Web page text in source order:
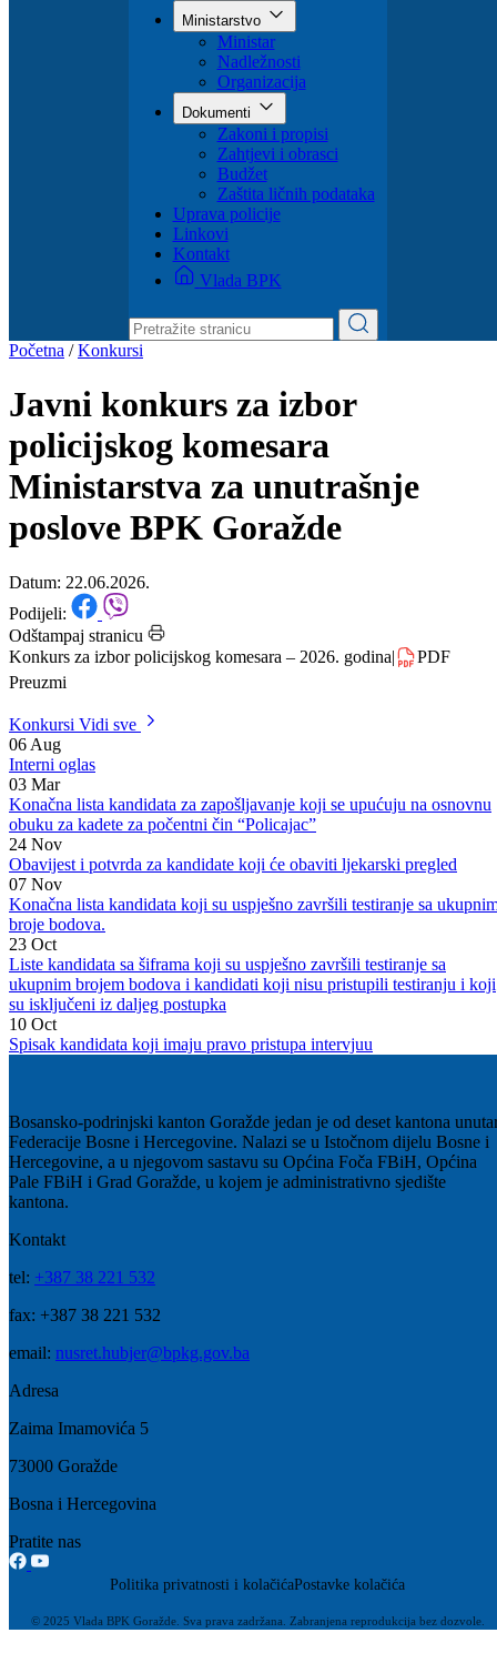
Ministarstvo
Ministar
Nadležnosti
Organizacija
Dokumenti
Zakoni i propisi
Zahtjevi i obrasci
Budžet
Zaštita ličnih podataka
Uprava policije
Linkovi
Kontakt
Vlada BPK
Početna /Konkursi
Javni konkurs za izbor
policijskog komesara
Ministarstva za unutrašnje
poslove BPK Goražde
Datum: 22.06.2026.
Podijeli:
Odštampaj stranicu
Konkurs za izbor policijskog komesara – 2026. godina|
PDF
Preuzmi
Konkursi Vidi sve
06 Aug
Interni oglas
03 Mar
Konačna lista kandidata za zapošljavanje koji se upućuju na osnovnu
obuku za kadete za počentni čin “Policajac”
24 Nov
Obavijest i potvrda za kandidate koji će obaviti ljekarski pregled
07 Nov
Konačna lista kandidata koji su uspješno završili testiranje sa
broje bodova.
23 Oct
Liste kandidata sa šiframa koji su uspješno završili testiranje sa
ukupnim brojem bodova i kandidati koji nisu pristupili testiranju i koji
su isključeni iz daljeg postupka
10 Oct
Spisak kandidata koji imaju pravo pristupa intervjuu
Bosansko-podrinjski kanton Goražde jedan je od deset kantona
Federacije Bosne i Hercegovine. Nalazi se u Istočnom dijelu Bosne i
Hercegovine, a u njegovom sastavu su Općina Foča FBiH, Općina
Pale FBiH i Grad Goražde, u kojem je administrativno sjedište
kantona.
Kontakt
tel: +387 38 221 532
fax: +387 38 221 532
email: nusret.hubjer@bpkg.gov.ba
Adresa
Zaima Imamovića 5
73000 Goražde
Bosna i Hercegovina
Pratite nas
Politika privatnosti i kolačićaPostavke kolačića
© 2025 Vlada BPK Goražde. Sva prava zadržana. Zabranjena reprodukcija bez dozvole.